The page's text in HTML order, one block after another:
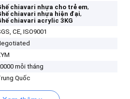
chiavari nhựa cho trẻ em,
chiavari nhựa hiện đại,
chiavari acrylic 3KG
CE, ISO9001
mỗi tháng
Quốc